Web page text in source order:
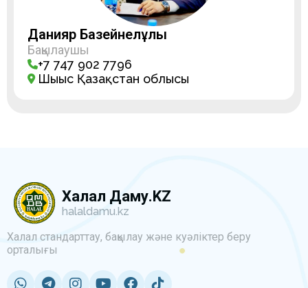
Данияр Бақзейнелұлы
Бақылаушы
+7 747 902 7796
Шығыс Қазақстан облысы
Халал Даму.KZ
halaldamu.kz
Халал стандарттау, бақылау және куәліктер беру
орталығы